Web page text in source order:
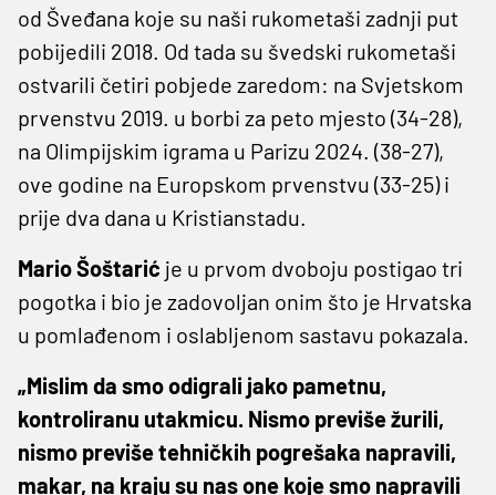
od Šveđana koje su naši rukometaši zadnji put
pobijedili 2018. Od tada su švedski rukometaši
ostvarili četiri pobjede zaredom: na Svjetskom
prvenstvu 2019. u borbi za peto mjesto (34-28),
na Olimpijskim igrama u Parizu 2024. (38-27),
ove godine na Europskom prvenstvu (33-25) i
prije dva dana u Kristianstadu.
Mario Šoštarić je u prvom dvoboju postigao tri
pogotka i bio je zadovoljan onim što je Hrvatska
u pomlađenom i oslabljenom sastavu pokazala.
„Mislim da smo odigrali jako pametnu,
kontroliranu utakmicu. Nismo previše žurili,
nismo previše tehničkih pogrešaka napravili,
makar, na kraju su nas one koje smo napravili